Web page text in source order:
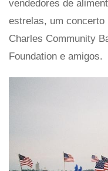
vendedores de
estrelas, um concerto
Charles Community
Foundation e amigos.